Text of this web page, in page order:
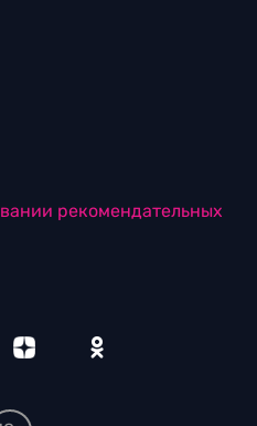
рекомендательных